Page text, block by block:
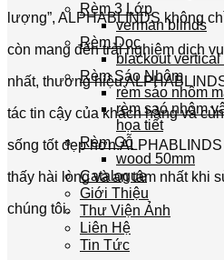
Rèm 3 Lớp
verman blinds
Rèm Dọc
blackout
Rèm Sáo Nhôm
rèm sáo nhôm
rèm saó nhôm
họa tiết
Rèm Gỗ
wood 50mm
Catalogue
Giới Thiệu
Thư Viện Ảnh
Liên Hệ
Tin Tức
lượng”, ALPHABLINDS không
còn mang đến trải nghiệm dịch
nhất, thương hiệu
tác tin cậy của khách hàng và
sống tốt đẹp
thấy hài lòng và an tâm nhất khi
chúng tôi.